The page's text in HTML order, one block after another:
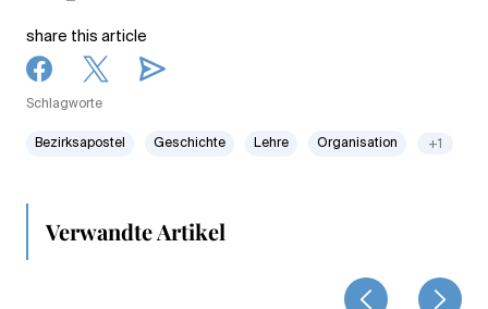
share this article
Schlagworte
Bezirksapostel Geschichte Lehre Organisation +1
Verwandte Artikel